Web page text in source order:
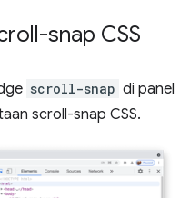
snap CSS
scroll-snap di panel
scroll-snap CSS.